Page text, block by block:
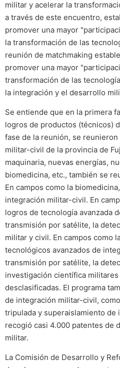
militar y acelerar la
a través de este encuentro,
promover una mayor
la transformación de las
reunión de matchmaking
promover una mayor
transformación de las
la integración y el desarrollo
Se entiende que en la primera
logros de productos (técnicos)
fase de la reunión, se
militar-civil de la provincia de
maquinaria, nuevas energías,
biomedicina, etc., también se
En campos como la
integración militar-civil. En
logros de tecnología avanzada
transmisión por satélite, la
militar y civil. En campos como
tecnológicos avanzados de
transmisión por satélite, la
investigación científica
desclasificadas. El programa
de integración militar-civil,
tripulada y superaislamiento
recogió casi 4.000 patentes de
militar.
La Comisión de Desarrollo y